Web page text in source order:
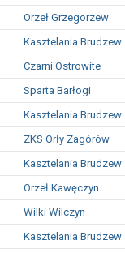
Orzeł Grzegorzew
Kasztelania Brudzew
Czarni Ostrowite
Sparta Barłogi
Kasztelania Brudzew
ZKS Orły Zagórów
Kasztelania Brudzew
Orzeł Kawęczyn
Wilki Wilczyn
Kasztelania Brudzew